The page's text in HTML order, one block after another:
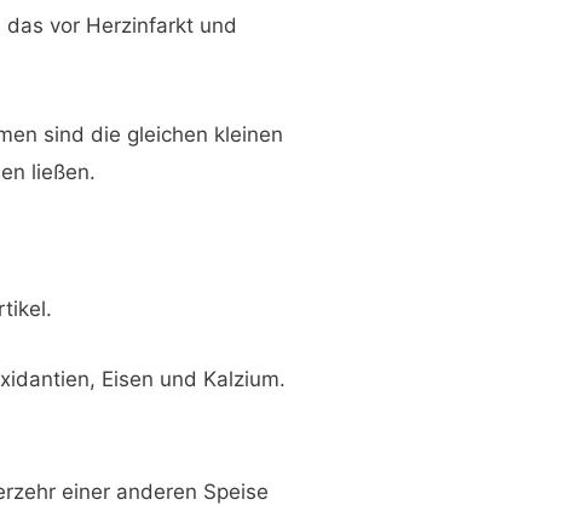
das vor Herzinfarkt und
sind die gleichen kleinen
ließen.
Eisen und Kalzium.
einer anderen Speise